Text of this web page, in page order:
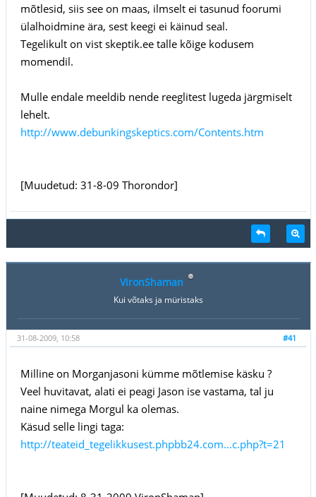
mõtlesid, siis see on maas, ilmselt ei tasunud foorumi
ülalhoidmine ära, sest keegi ei käinud seal.
Tegelikult on vist skeptik.ee talle kõige kodusem
momendil.
Mulle endale meeldib nende reeglitest lugeda järgmiselt
lehelt.
http://www.debunkingskeptics.com/Contents.htm
[Muudetud: 31-8-09 Thorondor]
VironShaman
Kui võtaks ja müristaks
#41
31-08-2009, 10:58
Milline on Morganjasoni kümme mõtlemise käsku ?
Veel huvitavat, alati ei peagi Jason ise vastama, tal ju
naine nimega Morgul ka olemas.
Käsud selle lingi taga:
http://teateid_tegelikkusest.phpbb24.com...c.php?t=21